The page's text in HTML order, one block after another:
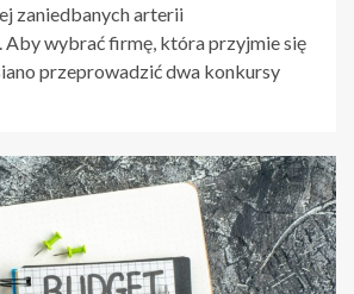
zaniedbanych arterii
Aby wybrać firmę, która przyjmie się
przeprowadzić dwa konkursy